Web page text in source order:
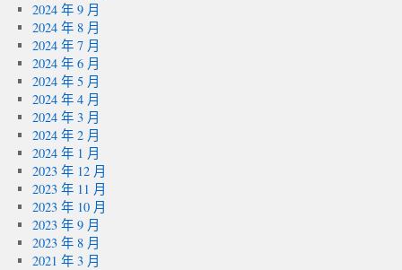
2024 年 9 月
2024 年 8 月
2024 年 7 月
2024 年 6 月
2024 年 5 月
2024 年 4 月
2024 年 3 月
2024 年 2 月
2024 年 1 月
2023 年 12 月
2023 年 11 月
2023 年 10 月
2023 年 9 月
2023 年 8 月
2021 年 3 月